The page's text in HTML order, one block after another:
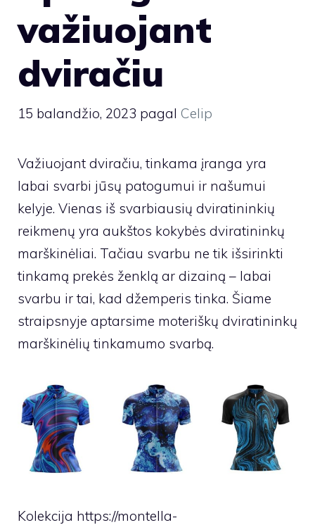
važiuojant
dviračiu
15 balandžio, 2023 pagal Celip
Važiuojant dviračiu, tinkama įranga yra
labai svarbi jūsų patogumui ir našumui
kelyje. Vienas iš svarbiausių dviratininkių
reikmenų yra aukštos kokybės dviratininkų
marškinėliai. Tačiau svarbu ne tik išsirinkti
tinkamą prekės ženklą ar dizainą – labai
svarbu ir tai, kad džemperis tinka. Šiame
straipsnyje aptarsime moteriškų dviratininkų
marškinėlių tinkamumo svarbą.
Kolekcija https://montella-